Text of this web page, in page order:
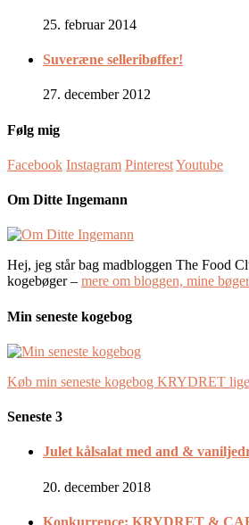
25. februar 2014
Suveræne selleribøffer!
27. december 2012
Følg mig
Facebook Instagram PinterestYoutube
Om Ditte Ingemann
Hej, jeg står bag madbloggen The Food
kogebøger – mere om bloggen, mine
Min seneste kogebog
Køb min seneste kogebog KRYDRET
Seneste 3
Julet kålsalat med and &
20. december 2018
Konkurrence: KRYDRET &